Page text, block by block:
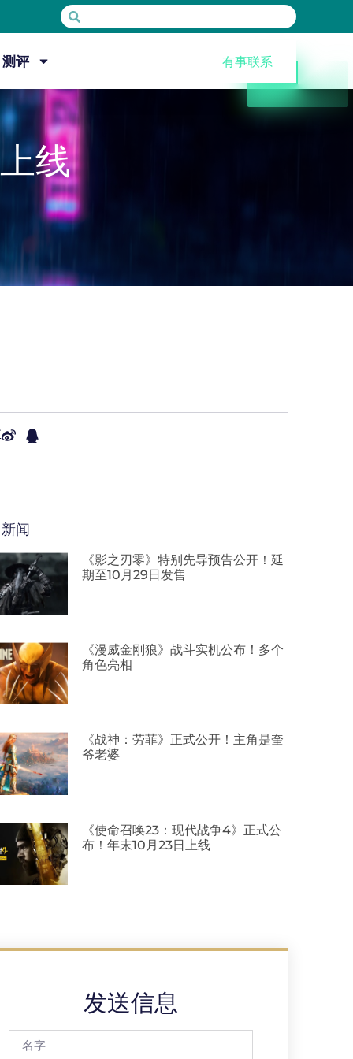
测评 有事联系
线
闻
《影之刃零》特别先导预告公开！延
期至10月29日发售
《漫威金刚狼》战斗实机公布！多个
角色亮相
《战神：劳菲》正式公开！主角是奎
爷老婆
《使命召唤23：现代战争4》正式公
布！年末10月23日上线
发送信息